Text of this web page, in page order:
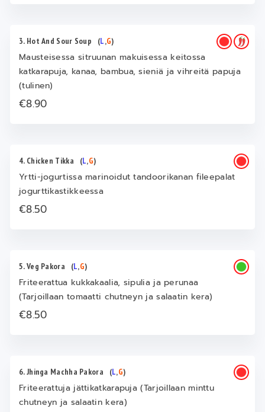
3. Hot And Sour Soup (L,G)
Mausteisessa sitruunan makuisessa keitossa
katkarapuja, kanaa, bambua, sieniä ja vihreitä papuja
(tulinen)
€8.90
4. Chicken Tikka (L,G)
Yrtti-jogurtissa marinoidut tandoorikanan fileepalat
jogurttikastikkeessa
€8.50
5. Veg Pakora (L,G)
Friteerattua kukkakaalia, sipulia ja perunaa
(Tarjoillaan tomaatti chutneyn ja salaatin kera)
€8.50
6. Jhinga Machha Pakora (L,G)
Friteerattuja jättikatkarapuja (Tarjoillaan minttu
chutneyn ja salaatin kera)